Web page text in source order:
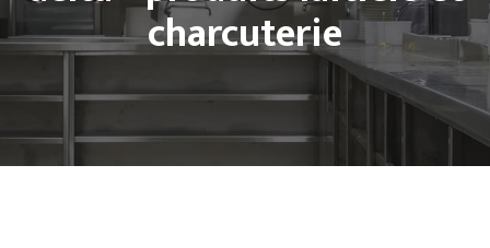
charcuterie